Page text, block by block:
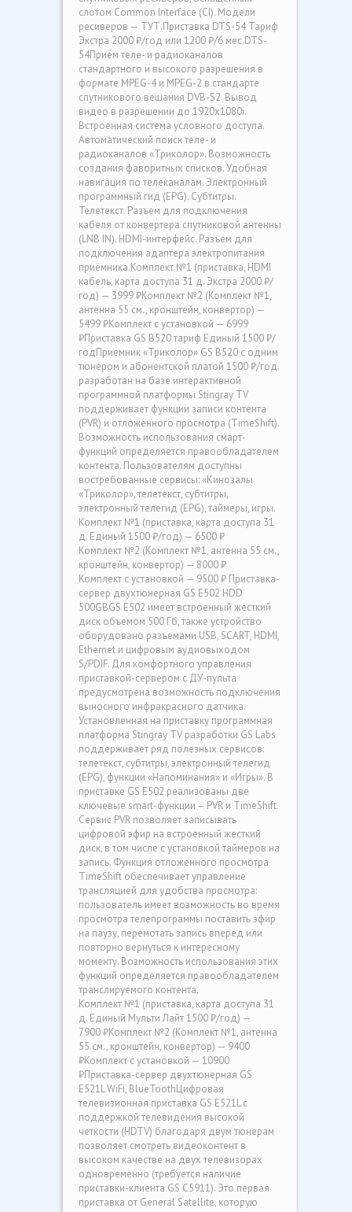
слотом Common Interface (CI). Модели
ресиверов — ТУТ.Приставка DTS-54 Тариф
Экстра 2000 ₽/год или 1200 ₽/6 мес.DTS-
54Приём теле- и радиоканалов
стандартного и высокого разрешения в
формате MPEG-4 и MPEG-2 в стандарте
спутникового вещания DVB-S2. Вывод
видео в разрешении до 1920x1080i.
Встроенная система условного доступа.
Автоматический поиск теле- и
радиоканалов «Триколор». Возможность
создания фаворитных списков. Удобная
навигация по телеканалам. Электронный
программный гид (EPG). Субтитры.
Телетекст. Разъем для подключения
кабеля от конвертера спутниковой антенны
(LNB IN). HDMI-интерфейс. Разъем для
подключения адаптера электропитания
приёмника.Комплект №1 (приставка, HDMI
кабель, карта доступа 31 д. Экстра 2000 ₽/
год) — 3999 ₽Комплект №2 (Комплект №1,
антенна 55 см., кронштейн, конвертор) —
5499 ₽Комплект с установкой — 6999
₽Приставка GS B520 тариф Единый 1500 ₽/
годПриемник «Триколор» GS B520 с одним
тюнером и абонентской платой 1500 ₽/год.
разработан на базе интерактивной
программной платформы Stingray TV
поддерживает функции записи контента
(PVR) и отложенного просмотра (TimeShift).
Возможность использования смарт-
функций определяется правообладателем
контента. Пользователям доступны
востребованные сервисы: «Кинозалы
«Триколор», телетекст, субтитры,
электронный телегид (EPG), таймеры, игры.
Комплект №1 (приставка, карта доступа 31
д. Единый 1500 ₽/год) — 6500 ₽
Комплект №2 (Комплект №1, антенна 55 см.,
кронштейн, конвертор) — 8000 ₽
Комплект с установкой — 9500 ₽ Приставка-
сервер двухтюнерная GS E502 HDD
500GBGS E502 имеет встроенный жесткий
диск объемом 500 Гб, также устройство
оборудовано разъемами USB, SCART, HDMI,
Ethernet и цифровым аудиовыходом
S/PDIF. Для комфортного управления
приставкой-сервером с ДУ-пульта
предусмотрена возможность подключения
выносного инфракрасного датчика.
Установленная на приставку программная
платформа Stingray TV разработки GS Labs
поддерживает ряд полезных сервисов:
телетекст, субтитры, электронный телегид
(EPG), функции «Напоминания» и «Игры». В
приставке GS E502 реализованы две
ключевые smart-функции – PVR и TimeShift.
Сервис PVR позволяет записывать
цифровой эфир на встроенный жесткий
диск, в том числе с установкой таймеров на
запись. Функция отложенного просмотра
TimeShift обеспечивает управление
трансляцией для удобства просмотра:
пользователь имеет возможность во время
просмотра телепрограммы поставить эфир
на паузу, перемотать запись вперед или
повторно вернуться к интересному
моменту. Возможность использования этих
функций определяется правообладателем
транслируемого контента.
Комплект №1 (приставка, карта доступа 31
д. Единый Мульти Лайт 1500 ₽/год) —
7900 ₽Комплект №2 (Комплект №1, антенна
55 см., кронштейн, конвертор) — 9400
₽Комплект с установкой — 10900
₽Приставка-сервер двухтюнерная GS
E521L WiFi, BlueToothЦифровая
телевизионная приставка GS Е521L с
поддержкой телевидения высокой
четкости (HDTV) благодаря двум тюнерам
позволяет смотреть видеоконтент в
высоком качестве на двух телевизорах
одновременно (требуется наличие
приставки-клиента GS C5911). Это первая
приставка от General Satellite, которую